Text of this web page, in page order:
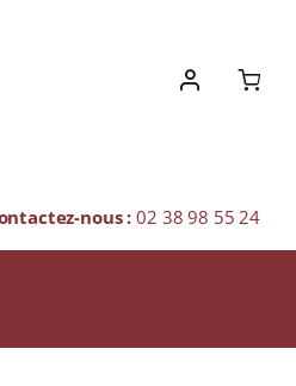
nous :02 38 98 55 24